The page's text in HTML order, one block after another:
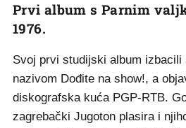
Prvi album s Parnim
1976.
Svoj prvi studijski album izbacili
nazivom Dođite na show!, a
diskografska kuća PGP-RTB.
zagrebački Jugoton plasira i